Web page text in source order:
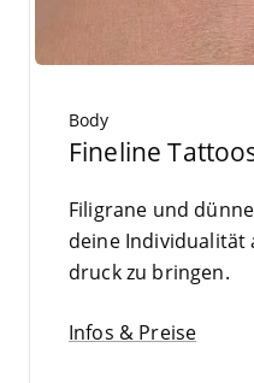
Body
Fineline
Fili­gra­ne und
dei­ne
druck zu bringen.
Infos & Preise